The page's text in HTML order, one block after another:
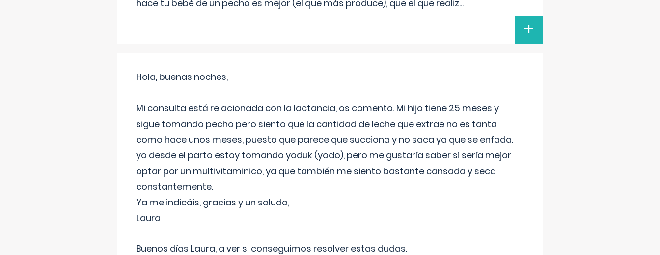
hace tu bebé de un pecho es mejor (el que más produce), que el que realiz...
+
Hola, buenas noches,
Mi consulta está relacionada con la lactancia, os comento. Mi hijo tiene 25 meses y
sigue tomando pecho pero siento que la cantidad de leche que extrae no es tanta
como hace unos meses, puesto que parece que succiona y no saca ya que se enfada.
yo desde el parto estoy tomando yoduk (yodo), pero me gustaría saber si sería mejor
optar por un multivitaminico, ya que también me siento bastante cansada y seca
constantemente.
Ya me indicáis, gracias y un saludo,
Laura
Buenos días Laura, a ver si conseguimos resolver estas dudas.